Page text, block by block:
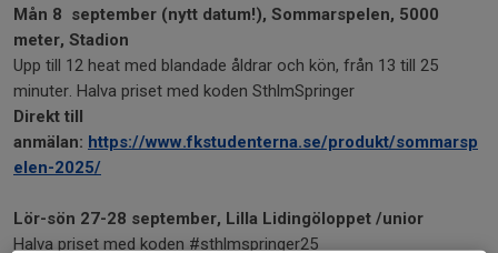
Mån 8 september (nytt datum!), Sommarspelen, 5000
meter, Stadion
Upp till 12 heat med blandade åldrar och kön, från 13 till 25
minuter. Halva priset med koden SthlmSpringer
Direkt till
anmälan: https://www.fkstudenterna.se/produkt/sommarsp
elen-2025/
Lör-sön 27-28 september, Lilla Lidingöloppet /unior
Halva priset med koden #sthlmspringer25